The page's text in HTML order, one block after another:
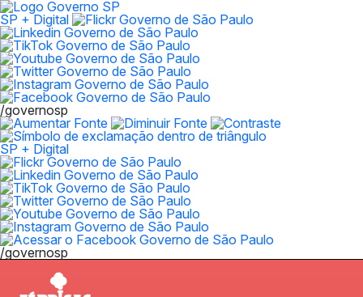
SP + Digital
/governosp
SP + Digital
/governosp